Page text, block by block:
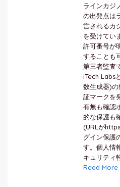
ラインカジ
の出発点は
営されるカ
を受けてい
許可番号が
することも
第三者監査
iTech Labs
数生成器)
証マークを
有無も確認
的な保護も
(URLが
グイン保護
す。個人情
キュリティ
Read More